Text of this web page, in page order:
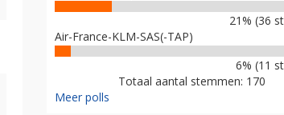
21% (36
Air-France-KLM-SAS(-TAP)
6% (11
Totaal aantal stemmen: 170
Meer polls